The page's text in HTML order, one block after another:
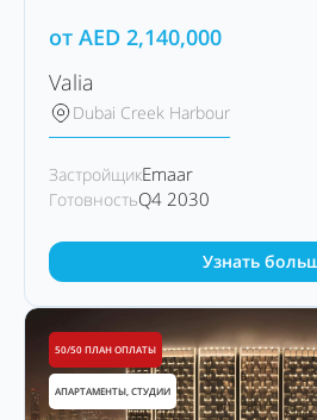
от AED 2,140,000
Valia
Dubai Creek Harbour
ЗастройщикEmaar
ГотовностьQ4 2030
Узнать
50/50 ПЛАН ОПЛАТЫ
АПАРТАМЕНТЫ, СТУДИИ